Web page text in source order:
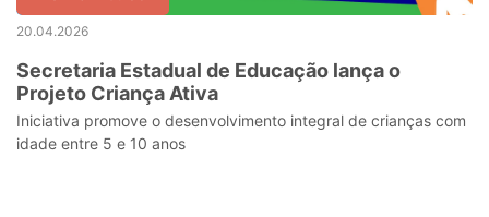
20.04.2026
Secretaria Estadual de Educação lança o
Projeto Criança Ativa
Iniciativa promove o desenvolvimento integral de crianças com
idade entre 5 e 10 anos